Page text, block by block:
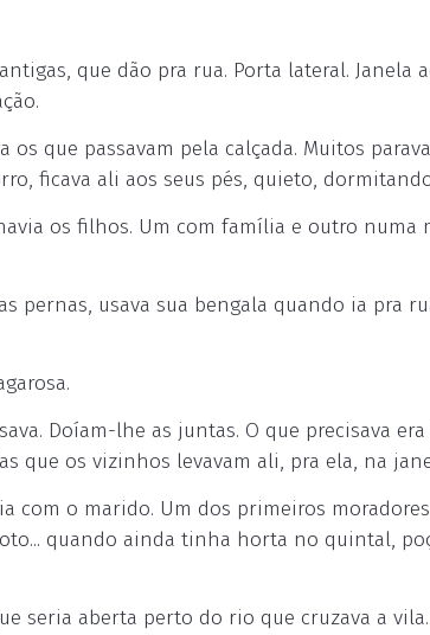
que dão pra rua. Porta lateral. Janela
que passavam pela calçada. Muitos
ficava ali aos seus pés, quieto,
os filhos. Um com família e outro numa
pernas, usava sua bengala quando ia pra
Doíam-lhe as juntas. O que precisava
que os vizinhos levavam ali, pra ela, na
com o marido. Um dos primeiros
quando ainda tinha horta no quintal,
seria aberta perto do rio que cruzava a